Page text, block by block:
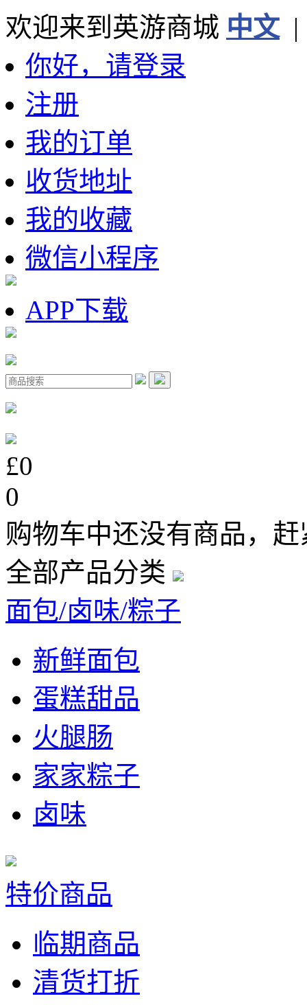
欢迎来到英游商城 中文
你好，请登录
注册
我的订单
收货地址
我的收藏
微信小程序
APP下载
£0
0
购物车中还没有商品，
全部产品分类
面包/卤味/粽子
新鲜面包
蛋糕甜品
火腿肠
家家粽子
卤味
特价商品
临期商品
清货打折